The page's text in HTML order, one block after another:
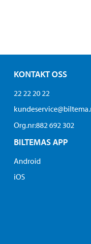
KONTAKT OSS
22 22 20 22
Org.nr:882 692 302
BILTEMAS APP
Android
iOS